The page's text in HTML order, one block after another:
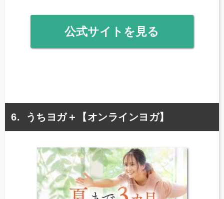
公式サイトを見る
うちヨガ＋【オンラインヨガ】